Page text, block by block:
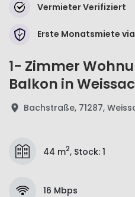
Vermieter Verifiziert
Erste Monatsmiete
1- Zimmer
Balkon in
Bachstraße, 71287,
44 m2, Stock: 1
16 Mbps